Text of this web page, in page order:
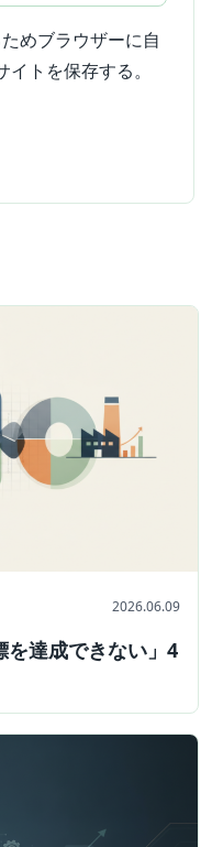
めブラウザーに自
トを保存する。
2026.06.09
を達成できない」4